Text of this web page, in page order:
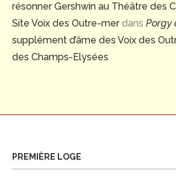
résonner Gershwin au Théâtre des
Site Voix des Outre-merdans Porgy
supplément d’âme des Voix des
des Champs-Elysées
PREMIÈRE LOGE